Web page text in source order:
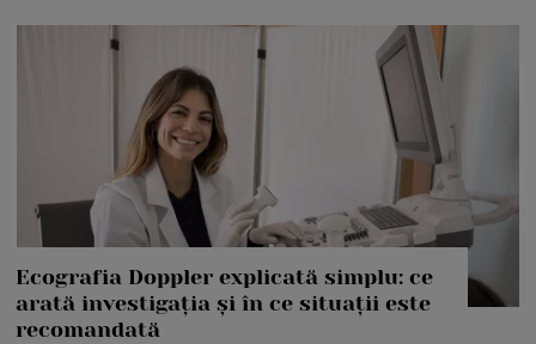
Ecografia Doppler explicată simplu: ce
arată investigația și în ce situații este
recomandată